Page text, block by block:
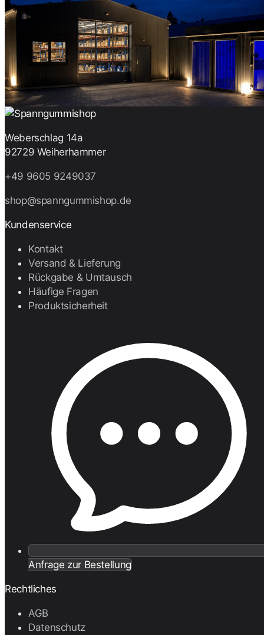
Weberschlag 14a
92729 Weiherhammer
+49 9605 9249037
shop@spanngummishop.de
Kundenservice
Kontakt
Versand & Lieferung
Rückgabe & Umtausch
Häufige Fragen
Produktsicherheit
Anfrage zur Bestellung
Rechtliches
AGB
Datenschutz